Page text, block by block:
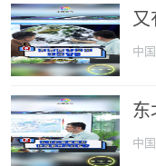
又
中
东
中